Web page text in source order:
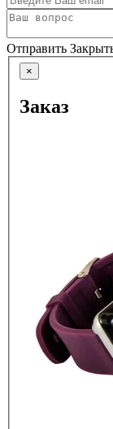
Отправить
×
Заказ